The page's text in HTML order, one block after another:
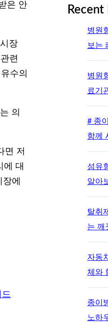
은 안
장
련
수의
의
면 저
에 대
에
드
Recent
병원
보는
병원
료기
# 종
함께
섬유
알아
탈취
는 깨
자동
체와
종이
노하